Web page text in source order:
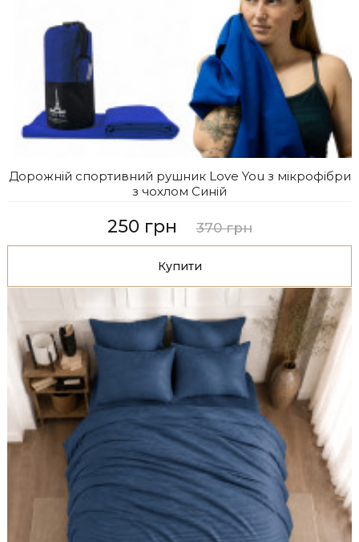
Дорожній спортивний рушник Love You з мікрофібри
з чохлом Синій
250 грн 370 грн
Купити